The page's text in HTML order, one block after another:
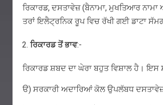
ਰਿਕਾਰਡ, ਦਸਤਾਵੇਜ਼ (ਬੈਨਾਮਾ, ਮੁਖਤਿਆਰ
ਤਰਾਂ ਇਲੈਟ੍ਰਨਿਕ ਰੂਪ ਵਿਚ ਰੱਖੀ ਗਈ ਡਾਟਾ
ਰਿਕਾਰਡ ਤੋਂ ਭਾਵ:-
ਰਿਕਾਰਡ ਸ਼ਬਦ ਦਾ ਘੇਰਾ ਬਹੁਤ ਵਿਸ਼ਾਲ ਹੈ। ਇਸ
ੳ) ਸਰਕਾਰੀ ਅਦਾਰਿਆਂ ਕੋਲ ਉਪਲੱਬਧ